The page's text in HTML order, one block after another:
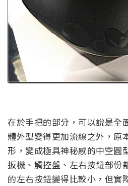
在於手把的部分，可以說是全
體外型變得更加流線之外，原
形，變成極具神秘感的中空圓
扳機、觸控盤、左右按鈕部份
的左右按鈕變得比較小，但實